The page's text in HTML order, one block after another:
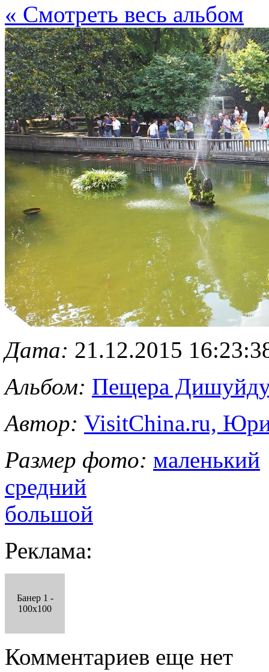
« Cмотреть весь альбом
Дата: 21.12.2015
Альбом: Пещера
Автор: VisitChina.ru,
Размер фото: маленький
средний
большой
Реклама:
Банер 1 -
100x100
Комментариев еще нет